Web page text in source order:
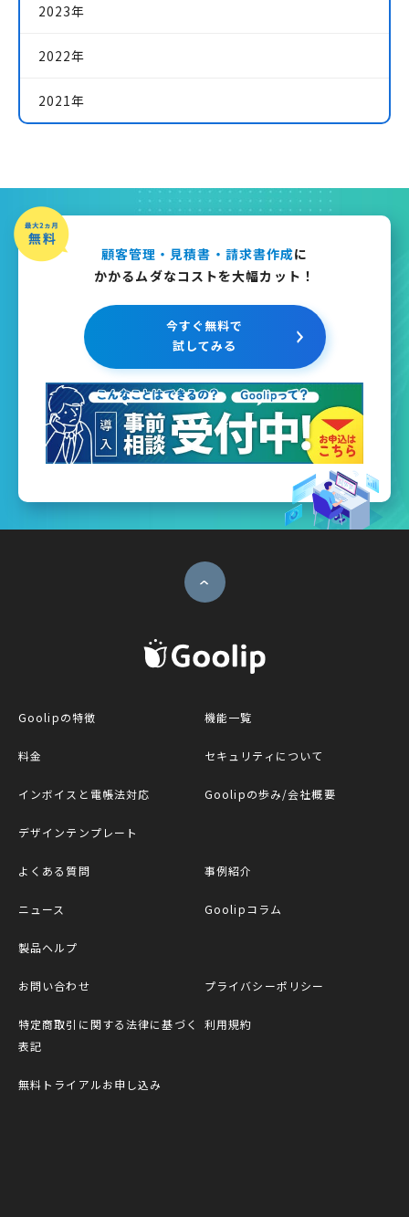
2023年
2022年
2021年
顧客管理・見積書・請求書作成に
かかるムダなコストを大幅カット！
今すぐ無料で
試してみる
Goolipの特徴 機能一覧
料金 セキュリティについて
インボイスと電帳法対応 Goolipの歩み/会社概要
デザインテンプレート
よくある質問 事例紹介
ニュース Goolipコラム
製品ヘルプ
お問い合わせ プライバシーポリシー
特定商取引に関する法律に基づく
表記
利用規約
無料トライアルお申し込み